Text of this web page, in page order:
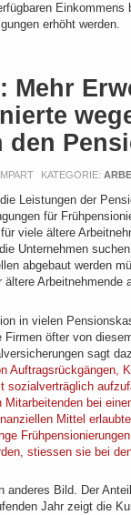
Einkommens
erhöht werden.
Mehr
KATEGORIE:
Leistungen der
für
viele ältere
Unternehmen
abgebaut werden
Arbeitnehmende
in vielen
öfter von
sagt
Auftragsrückgängen,
sozialverträglich
bei
Mittel
stiessen sie bei
Bild. Der
Jahr zeigt die